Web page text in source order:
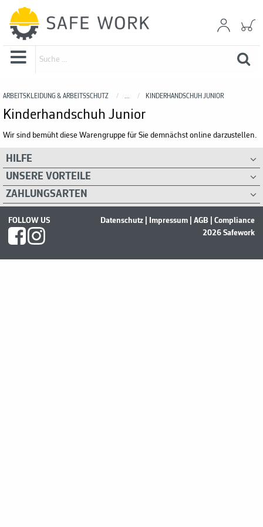
ARBEITSKLEIDUNG & ARBEITSSCHUTZ ... KINDERHANDSCHUH JUNIOR
Kinderhandschuh Junior
Wir sind bemüht diese Warengruppe für Sie demnächst online darzustellen.
HILFE
UNSERE VORTEILE
ZAHLUNGSARTEN
FOLLOW US Datenschutz Impressum AGB
Compliance
2026 Safework